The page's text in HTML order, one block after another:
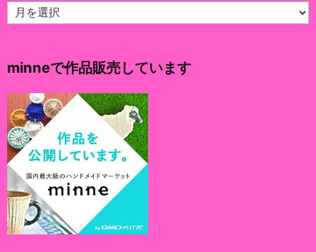
ア
ー
ブ
minneで作品販売しています